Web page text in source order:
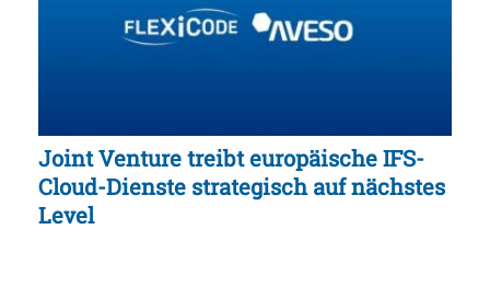
Joint Venture treibt europäische IFS-
Cloud-Dienste strategisch auf nächstes
Level